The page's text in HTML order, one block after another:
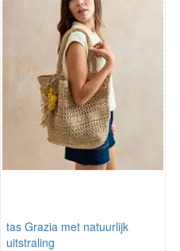
tas Grazia met natuurlijk
uitstraling